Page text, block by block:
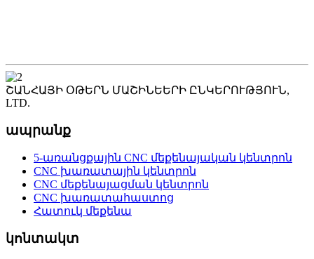
ՇԱՆՀԱՅԻ ՕԹԵՐՆ ՄԱՇԻՆԵԵՐԻ ԸՆԿԵՐՈՒԹՅՈՒՆ,
LTD.
ապրանք
5-առանցքային CNC մեքենայական կենտրոն
CNC խառատային կենտրոն
CNC մեքենայացման կենտրոն
CNC խառատահաստոց
Հատուկ մեքենա
կոնտակտ